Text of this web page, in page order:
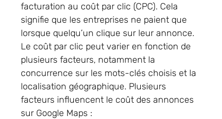
facturation au coût par clic (CPC). Cela
signifie que les entreprises ne paient que
lorsque quelqu’un clique sur leur annonce.
Le coût par clic peut varier en fonction de
plusieurs facteurs, notamment la
concurrence sur les mots-clés choisis et la
localisation géographique. Plusieurs
facteurs influencent le coût des annonces
sur Google Maps :